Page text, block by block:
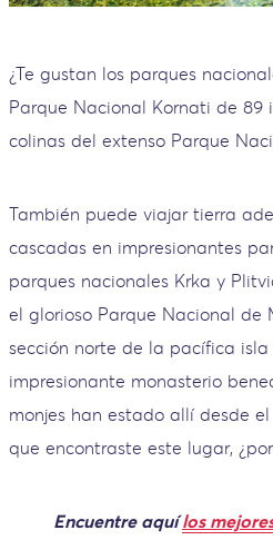
¿Te gustan los parques
Parque Nacional Kornati de 89
colinas del extenso Parque
También puede viajar tierra
cascadas en impresionantes
parques nacionales Krka y
el glorioso Parque Nacional de
sección norte de la pacífica
impresionante monasterio
monjes han estado allí desde
que encontraste este lugar,
Encuentre aquílos